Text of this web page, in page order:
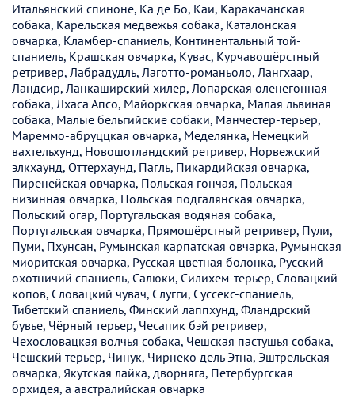
Итальянский спиноне, Ка де Бо, Каи, Каракачанская
собака, Карельская медвежья собака, Каталонская
овчарка, Кламбер-спаниель, Континентальный той-
спаниель, Крашская овчарка, Кувас, Курчавошёрстный
ретривер, Лабрадудль, Лаготто-романьоло, Лангхаар,
Ландсир, Ланкаширский хилер, Лопарская оленегонная
собака, Лхаса Апсо, Майоркская овчарка, Малая львиная
собака, Малые бельгийские собаки, Манчестер-терьер,
Мареммо-абруццкая овчарка, Меделянка, Немецкий
вахтельхунд, Новошотландский ретривер, Норвежский
элкхаунд, Оттерхаунд, Пагль, Пикардийская овчарка,
Пиренейская овчарка, Польская гончая, Польская
низинная овчарка, Польская подгалянская овчарка,
Польский огар, Португальская водяная собака,
Португальская овчарка, Прямошёрстный ретривер, Пули,
Пуми, Пхунсан, Румынская карпатская овчарка, Румынская
миоритская овчарка, Русская цветная болонка, Русский
охотничий спаниель, Салюки, Силихем-терьер, Словацкий
копов, Словацкий чувач, Слугги, Суссекс-спаниель,
Тибетский спаниель, Финский лаппхунд, Фландрский
бувье, Чёрный терьер, Чесапик бэй ретривер,
Чехословацкая волчья собака, Чешская пастушья собака,
Чешский терьер, Чинук, Чирнеко дель Этна, Эштрельская
овчарка, Якутская лайка, дворняга, Петербургская
орхидея, а австралийская овчарка